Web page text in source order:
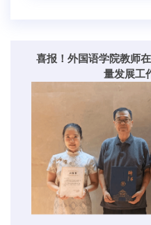
喜报！外国语学院教师
量发展工